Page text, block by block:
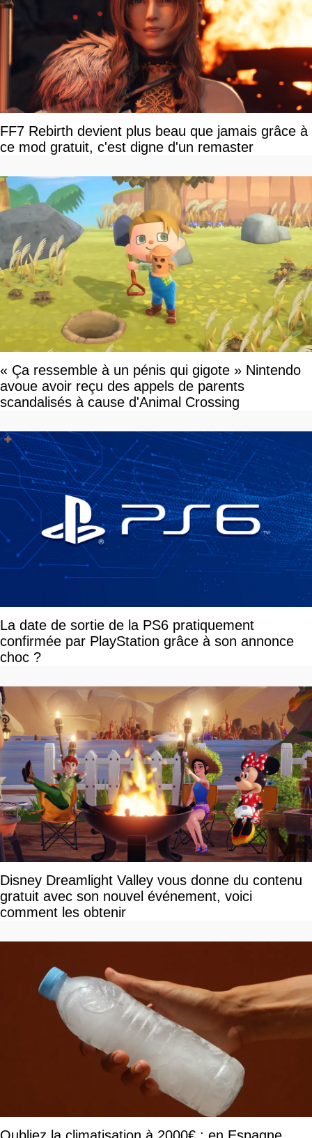
FF7 Rebirth devient plus beau que jamais grâce à
ce mod gratuit, c'est digne d'un remaster
« Ça ressemble à un pénis qui gigote » Nintendo
avoue avoir reçu des appels de parents
scandalisés à cause d'Animal Crossing
La date de sortie de la PS6 pratiquement
confirmée par PlayStation grâce à son annonce
choc ?
Disney Dreamlight Valley vous donne du contenu
gratuit avec son nouvel événement, voici
comment les obtenir